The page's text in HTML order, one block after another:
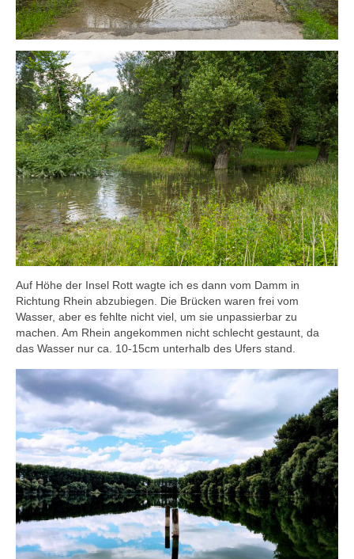
Auf Höhe der Insel Rott wagte ich es dann vom Damm in
Richtung Rhein abzubiegen. Die Brücken waren frei vom
Wasser, aber es fehlte nicht viel, um sie unpassierbar zu
machen. Am Rhein angekommen nicht schlecht gestaunt, da
das Wasser nur ca. 10-15cm unterhalb des Ufers stand.